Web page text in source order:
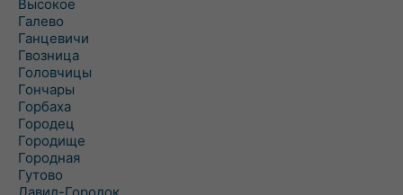
Высокое
Галево
Ганцевичи
Гвозница
Головчицы
Гончары
Горбаха
Городец
Городище
Городная
Гутово